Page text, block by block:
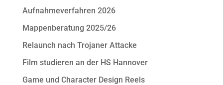
Aufnahmeverfahren 2026
Mappenberatung 2025/26
Relaunch nach Trojaner Attacke
Film studieren an der HS Hannover
Game und Character Design Reels